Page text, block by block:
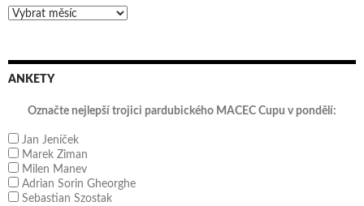
Archivy
ANKETY
Označte nejlepší trojici pardubického MACEC Cupu v pondělí:
Jan Jeníček
Marek Ziman
Milen Manev
Adrian Sorin Gheorghe
Sebastian Szostak